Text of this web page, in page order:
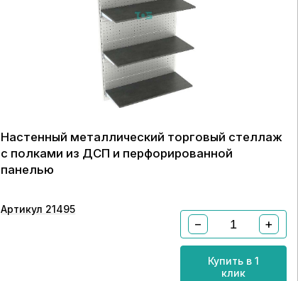
Настенный металлический торговый стеллаж
с полками из ДСП и перфорированной
панелью
Артикул 21495
− +
Купить в 1
клик